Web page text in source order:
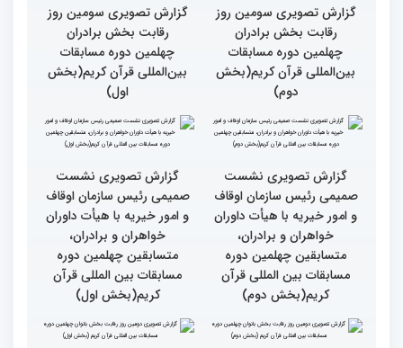
المللی قرآن کریم(بخش
اول)
قران کریم (بخش دوم)
گزارش تصویری حضور
اصحاب رسانه درچهلمین
قران کریم (بخش اول)
قاری نیجریایی: نوجوانان
جهان عمل به قرآن را
کتاب قرآن با قلب ما مرتبط
و قابل توصیف نیست
جزئیات سومین روز رقابت
بخش بانوان مسابقات
بین‌المللی قرآن کریم